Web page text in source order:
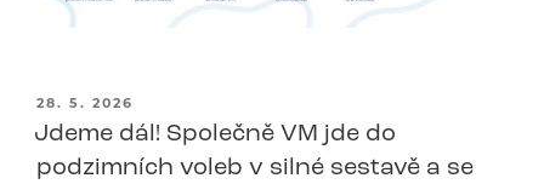
PUBLIKOVÁNO
28. 5. 2026
Jdeme dál! Společně VM jde do
podzimních voleb v silné sestavě a se